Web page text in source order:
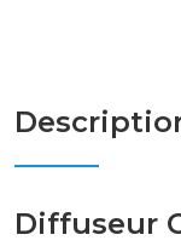
Diffuseur